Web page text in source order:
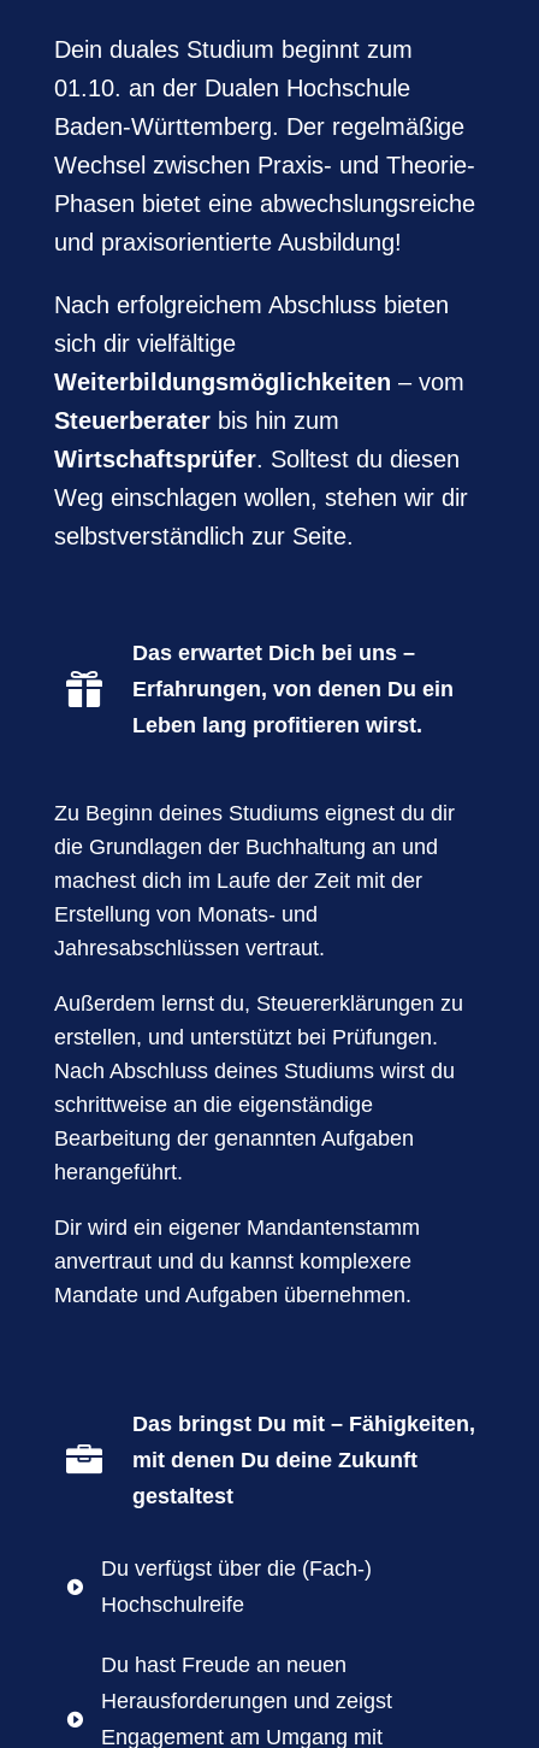
Dein duales Studium beginnt zum
01.10. an der Dualen Hochschule
Baden-Württemberg. Der regelmäßige
Wechsel zwischen Praxis- und Theorie-
Phasen bietet eine abwechslungsreiche
und praxisorientierte Ausbildung!
Nach erfolgreichem Abschluss bieten
sich dir vielfältige
Weiterbildungsmöglichkeiten – vom
Steuerberaterbis hin zum
Wirtschaftsprüfer. Solltest du diesen
Weg einschlagen wollen, stehen wir dir
selbstverständlich zur Seite.

Das erwartet Dich bei uns –
Erfahrungen, von denen Du ein
Leben lang profitieren wirst.
Zu Beginn deines Studiums eignest du dir
die Grundlagen der Buchhaltung an und
machest dich im Laufe der Zeit mit der
Erstellung von Monats- und
Jahresabschlüssen vertraut.
Außerdem lernst du, Steuererklärungen zu
erstellen, und unterstützt bei Prüfungen.
Nach Abschluss deines Studiums wirst du
schrittweise an die eigenständige
Bearbeitung der genannten Aufgaben
herangeführt.
Dir wird ein eigener Mandantenstamm
anvertraut und du kannst komplexere
Mandate und Aufgaben übernehmen.

Das bringst Du mit – Fähigkeiten,
mit denen Du deine Zukunft
gestaltest

Du verfügst über die (Fach-)
Hochschulreife

Du hast Freude an neuen
Herausforderungen und zeigst
Engagement am Umgang mit